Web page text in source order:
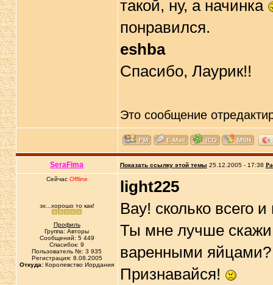
такой, ну, а начинка
понравился.
eshba
Спасибо, Лаурик!!
Это сообщение
SeraFima Показать ссылку этой темы 25.12.2005 - 17:38
Сейчас Offline
эх...хорошо то как!
Профиль
Группа: Авторы
Сообщений: 5 449
Спасибок: 9
Пользователь №: 3 935
Регистрация: 8.08.2005
Откуда: Королевство Иордания
light225
Вау! сколько всего и
Ты мне лучше
варенными яйцами?
Признавайся!